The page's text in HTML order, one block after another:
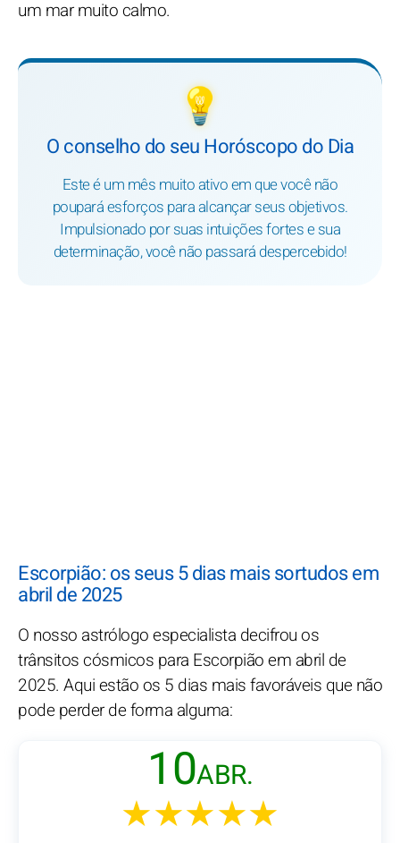
um mar muito calmo.
💡
O conselho do seu Horóscopo do Dia
Este é um mês muito ativo em que você não
poupará esforços para alcançar seus objetivos.
Impulsionado por suas intuições fortes e sua
determinação, você não passará despercebido!
Escorpião: os seus 5 dias mais sortudos em
abril de 2025
O nosso astrólogo especialista decifrou os
trânsitos cósmicos para Escorpião em abril de
2025. Aqui estão os 5 dias mais favoráveis que não
pode perder de forma alguma:
10ABR.
★★★★★